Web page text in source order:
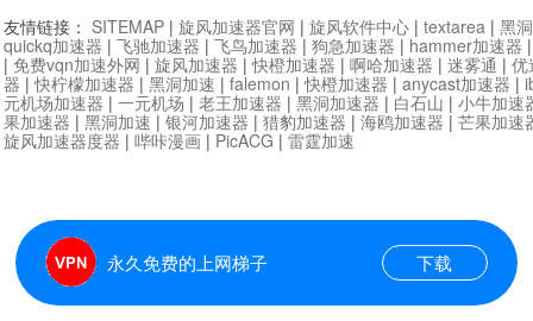
永久免费的上网梯子 下载
友情链接： SITEMAP | 旋风加速器官网 | 旋风软件中心 | textarea | 黑
quickq加速器 | 飞驰加速器 | 飞鸟加速器 | 狗急加速器 | hammer加速器
| 免费vqn加速外网 | 旋风加速器 |快橙加速器 | 啊哈加速器 | 迷雾通 | 优
器 |快柠檬加速器 | 黑洞加速 | falemon |快橙加速器 | anycast加速器 |
元机场加速器 | 一元机场 | 老王加速器 | 黑洞加速器 | 白石山 | 小牛加速
果加速器 | 黑洞加速 | 银河加速器 | 猎豹加速器 | 海鸥加速器 | 芒果加速
旋风加速器度器 | 哔咔漫画 | PicACG | 雷霆加速